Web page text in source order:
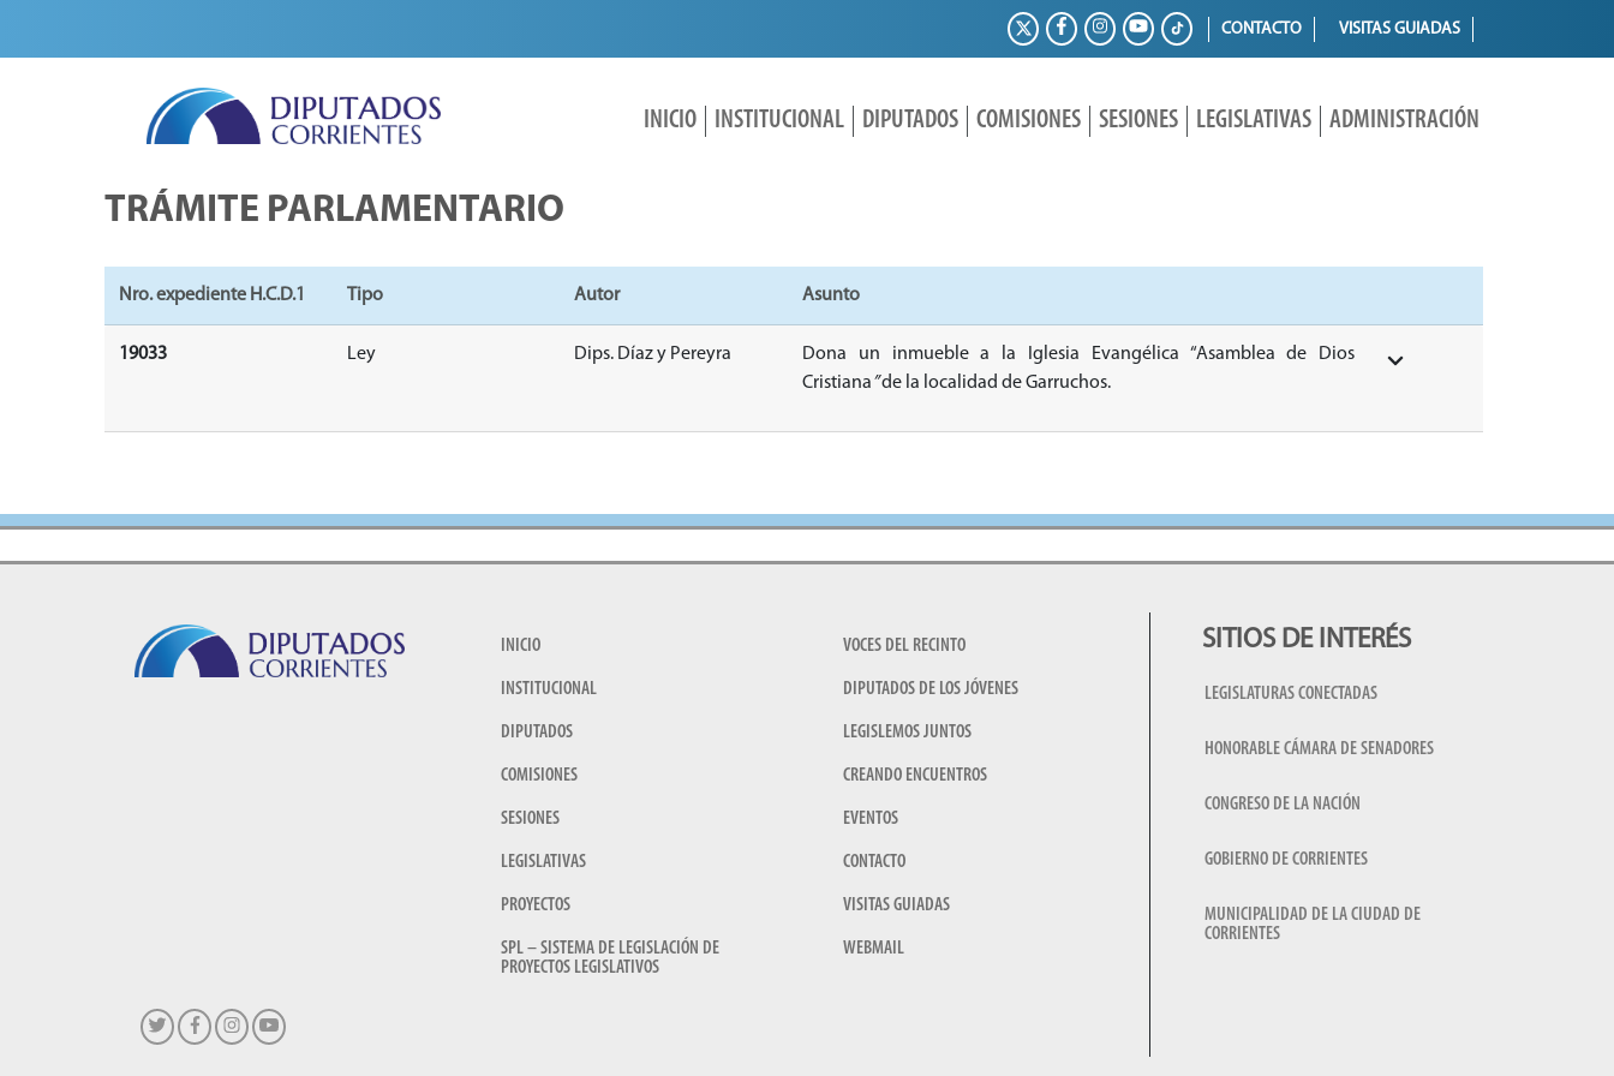
CONTACTO VISITAS GUIADAS
INICIO INSTITUCIONAL DIPUTADOS COMISIONES SESIONES LEGISLATIVAS ADMINISTRACIÓN
TRÁMITE PARLAMENTARIO
Nro. expediente H.C.D.1 Tipo Autor Asunto
19033 Ley Dips. Díaz y Pereyra
Dona un inmueble a la Iglesia Evangélica “Asamblea de Dios
Cristiana”de la localidad de Garruchos.
INICIO
INSTITUCIONAL
DIPUTADOS
COMISIONES
SESIONES
LEGISLATIVAS
PROYECTOS
SPL – SISTEMA DE LEGISLACIÓN DE
PROYECTOS LEGISLATIVOS
VOCES DEL RECINTO
DIPUTADOS DE LOS JÓVENES
LEGISLEMOS JUNTOS
CREANDO ENCUENTROS
EVENTOS
CONTACTO
VISITAS GUIADAS
WEBMAIL
SITIOS DE INTERÉS
LEGISLATURAS CONECTADAS
HONORABLE CÁMARA DE SENADORES
CONGRESO DE LA NACIÓN
GOBIERNO DE CORRIENTES
MUNICIPALIDAD DE LA CIUDAD DE
CORRIENTES